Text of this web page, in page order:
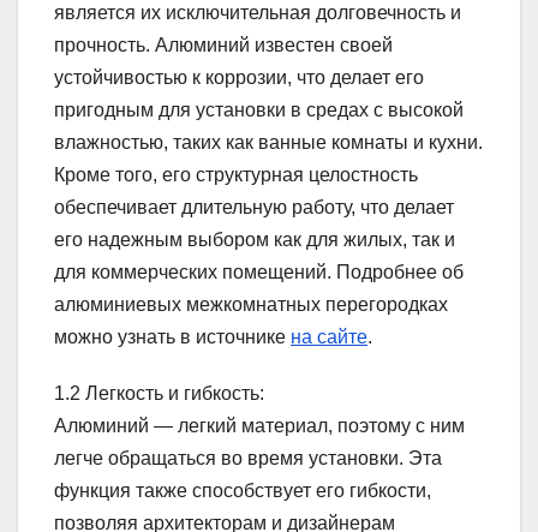
является их исключительная долговечность и
прочность. Алюминий известен своей
устойчивостью к коррозии, что делает его
пригодным для установки в средах с высокой
влажностью, таких как ванные комнаты и кухни.
Кроме того, его структурная целостность
обеспечивает длительную работу, что делает
его надежным выбором как для жилых, так и
для коммерческих помещений. Подробнее об
алюминиевых межкомнатных перегородках
можно узнать в источнике на сайте.
1.2 Легкость и гибкость:
Алюминий — легкий материал, поэтому с ним
легче обращаться во время установки. Эта
функция также способствует его гибкости,
позволяя архитекторам и дизайнерам